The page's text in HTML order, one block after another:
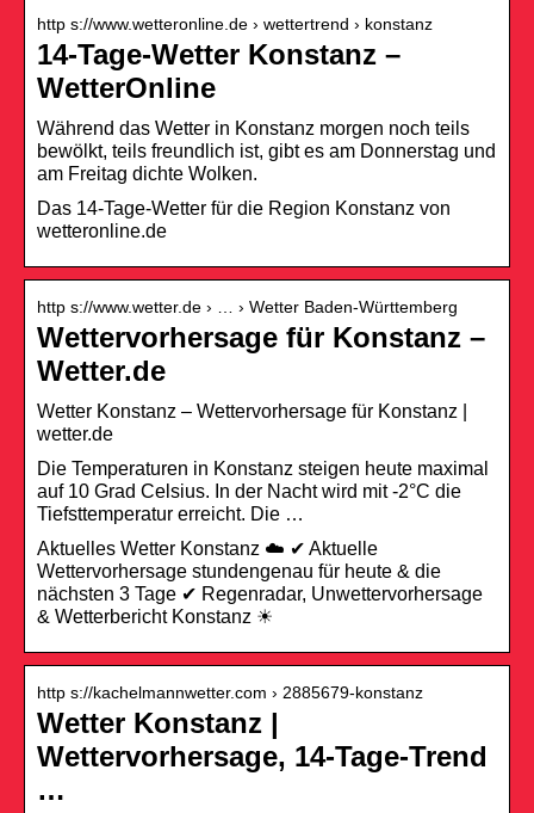
http s://www.wetteronline.de › wettertrend › konstanz
14-Tage-Wetter Konstanz –
WetterOnline
Während das Wetter in Konstanz morgen noch teils
bewölkt, teils freundlich ist, gibt es am Donnerstag und
am Freitag dichte Wolken.
Das 14-Tage-Wetter für die Region Konstanz von
wetteronline.de
http s://www.wetter.de › … › Wetter Baden-Württemberg
Wettervorhersage für Konstanz –
Wetter.de
Wetter Konstanz – Wettervorhersage für Konstanz |
wetter.de
Die Temperaturen in Konstanz steigen heute maximal
auf 10 Grad Celsius. In der Nacht wird mit -2°C die
Tiefsttemperatur erreicht. Die …
Aktuelles Wetter Konstanz ☁️ ✔ Aktuelle
Wettervorhersage stundengenau für heute & die
nächsten 3 Tage ✔ Regenradar, Unwettervorhersage
& Wetterbericht Konstanz ☀
http s://kachelmannwetter.com › 2885679-konstanz
Wetter Konstanz |
Wettervorhersage, 14-Tage-Trend
…